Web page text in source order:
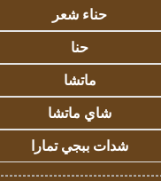
حناء شعر
حنا
ماتشا
شاي ماتشا
شدات ببجي تمارا